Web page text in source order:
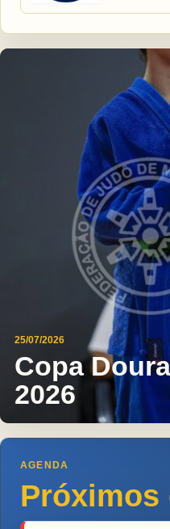
25/07/2026
Copa
2026
AGENDA
Próximos